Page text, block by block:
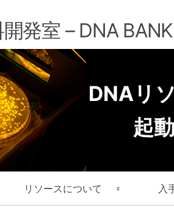
発室 – DNA
DNAリ
起
リソースについて 入